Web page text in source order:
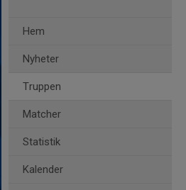
Hem
Nyheter
Truppen
Matcher
Statistik
Kalender